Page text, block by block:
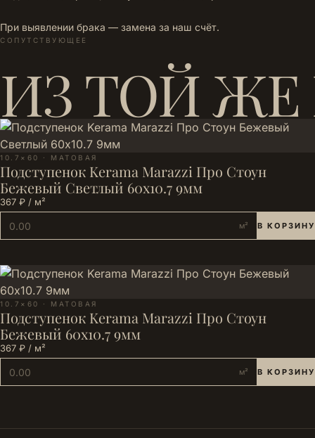
При выявлении брака — замена за наш счёт.
СОПУТСТВУЮЩЕЕ
ИЗ ТОЙ ЖЕ
10.7×60 · МАТОВАЯ
Подступенок Kerama Marazzi Про Стоун
Бежевый Светлый 60x10.7 9мм
367 ₽ / м²
м² В КОРЗИНУ
10.7×60 · МАТОВАЯ
Подступенок Kerama Marazzi Про Стоун
Бежевый 60x10.7 9мм
367 ₽ / м²
м² В КОРЗИНУ